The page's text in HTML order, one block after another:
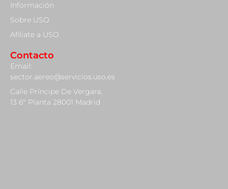
Información
Sobre USO
Afiliate a USO
Contacto
Email:
sector.aereo@servicios.uso.es
Calle Príncipe De Vergara,
13 6º Planta 28001 Madrid